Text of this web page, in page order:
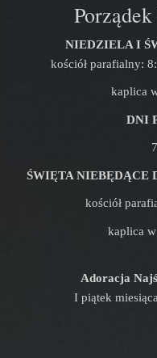
NIEDZIELA I
kościół parafialny:
kaplica
DNI
ŚWIĘTA
kościół
kaplica
Adoracja
I piątek